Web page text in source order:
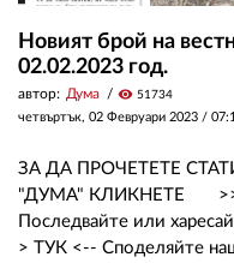
Новият брой на
02.02.2023 год.
автор: Дума visibility 51734
четвъртък, 02 Февруари 2023 /
ЗА ДА ПРОЧЕТЕТЕ
"ДУМА" КЛИКНЕТЕ
Последвайте или
> ТУК <-- Споделяйте